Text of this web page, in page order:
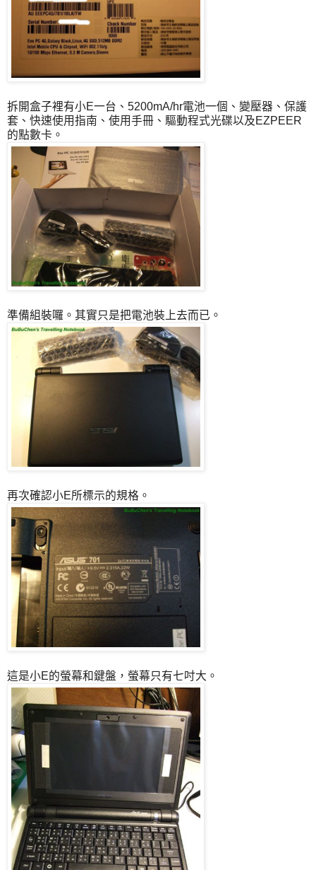
拆開盒子裡有小E一台、5200mA/hr電池一個、變壓器、保護
套、快速使用指南、使用手冊、驅動程式光碟以及EZPEER
的點數卡。
準備組裝囉。其實只是把電池裝上去而已。
再次確認小E所標示的規格。
這是小E的螢幕和鍵盤，螢幕只有七吋大。